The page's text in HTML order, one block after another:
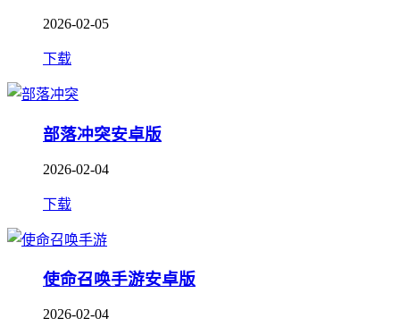
2026-02-05
下载
部落冲突安卓版
2026-02-04
下载
使命召唤手游安卓版
2026-02-04